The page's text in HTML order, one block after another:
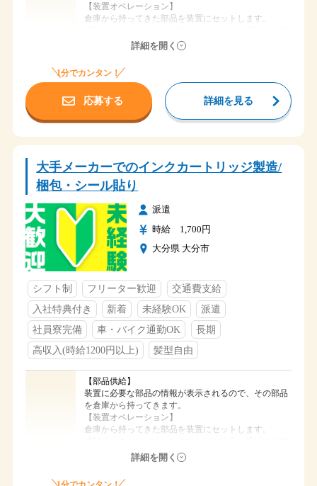
【装置オペレーション】
倉庫から持ってきた部品を装置にセットします。
でおこないます。
【梱包・出荷】
完成したカートリッジを箱に入れる。シールを貼る
装置の日常点検や清掃もおこないます。
給与 時給 1,700円
勤務地 大分県大分市
アクセス ＪＲ鶴崎駅から車で１０分
時間
3組3交替 ５勤２休
① ７：００～１５：４５ ７．７５ｈ
②１５：００～２３：４５ ７．７５ｈ
③２３：００～ ７：４５ ７．７５ｈ
4組3交替 ５勤１休２休
① ７：００～１５：２０ ７．３３ｈ
②１５：００～２３：２０ ７．３３ｈ
③２３：００～ ７：２０ ７．３３ｈ
４組２交替 ３勤３休
① ７：００～１９：４０ １１．００ｈ
②１９：２０～ ７：２０ １０．５０ｈ
休日
土・日
長期休暇（GW・夏季休暇・年末年始）
シフトカレンダーによる
◆社会保険完備
◆交通費支給（会社規定）
◆社員寮完備
◆入社祝い金５万円支給
◆食堂あり
詳細を開く
1分でカンタン！
応募する 詳細を見る
大手メーカーでのインクカートリッジ製造/
梱包・シール貼り
派遣
時給 1,700円
大分県 大分市
シフト制 フリーター歓迎
交通費支給
入社特典付き
新着 未経験OK
派遣
社員寮完備
車・バイク通勤OK
長期
高収入(時給1200円以上)
髪型自由
【部品供給】
装置に必要な部品の情報が表示されるので、その部品
を倉庫から持ってきます。
【装置オペレーション】
倉庫から持ってきた部品を装置にセットします。
でおこないます。
【梱包・出荷】
詳細を開く